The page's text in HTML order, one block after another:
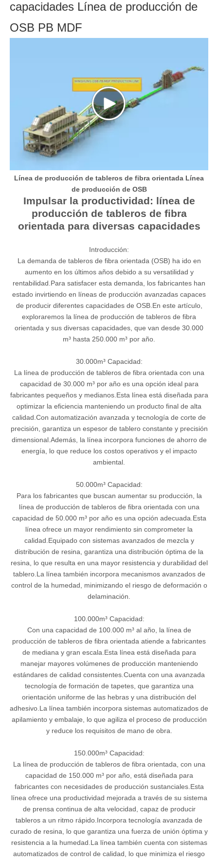
capacidades Línea de producción de
OSB PB MDF
Línea de producción de tableros de fibra orientada Línea
de producción de OSB
Impulsar la productividad: línea de
producción de tableros de fibra
orientada para diversas capacidades
Introducción:
La demanda de tableros de fibra orientada (OSB) ha ido en
aumento en los últimos años debido a su versatilidad y
rentabilidad.Para satisfacer esta demanda, los fabricantes han
estado invirtiendo en líneas de producción avanzadas capaces
de producir diferentes capacidades de OSB.En este artículo,
exploraremos la línea de producción de tableros de fibra
orientada y sus diversas capacidades, que van desde 30.000
m³ hasta 250.000 m³ por año.
30.000m³ Capacidad:
La línea de producción de tableros de fibra orientada con una
capacidad de 30.000 m³ por año es una opción ideal para
fabricantes pequeños y medianos.Esta línea está diseñada para
optimizar la eficiencia manteniendo un producto final de alta
calidad.Con automatización avanzada y tecnología de corte de
precisión, garantiza un espesor de tablero constante y precisión
dimensional.Además, la línea incorpora funciones de ahorro de
energía, lo que reduce los costos operativos y el impacto
ambiental.
50.000m³ Capacidad:
Para los fabricantes que buscan aumentar su producción, la
línea de producción de tableros de fibra orientada con una
capacidad de 50.000 m³ por año es una opción adecuada.Esta
línea ofrece un mayor rendimiento sin comprometer la
calidad.Equipado con sistemas avanzados de mezcla y
distribución de resina, garantiza una distribución óptima de la
resina, lo que resulta en una mayor resistencia y durabilidad del
tablero.La línea también incorpora mecanismos avanzados de
control de la humedad, minimizando el riesgo de deformación o
delaminación.
100.000m³ Capacidad:
Con una capacidad de 100.000 m³ al año, la línea de
producción de tableros de fibra orientada atiende a fabricantes
de mediana y gran escala.Esta línea está diseñada para
manejar mayores volúmenes de producción manteniendo
estándares de calidad consistentes.Cuenta con una avanzada
tecnología de formación de tapetes, que garantiza una
orientación uniforme de las hebras y una distribución del
adhesivo.La línea también incorpora sistemas automatizados de
apilamiento y embalaje, lo que agiliza el proceso de producción
y reduce los requisitos de mano de obra.
150.000m³ Capacidad:
La línea de producción de tableros de fibra orientada, con una
capacidad de 150.000 m³ por año, está diseñada para
fabricantes con necesidades de producción sustanciales.Esta
línea ofrece una productividad mejorada a través de su sistema
de prensa continua de alta velocidad, capaz de producir
tableros a un ritmo rápido.Incorpora tecnología avanzada de
curado de resina, lo que garantiza una fuerza de unión óptima y
resistencia a la humedad.La línea también cuenta con sistemas
automatizados de control de calidad, lo que minimiza el riesgo